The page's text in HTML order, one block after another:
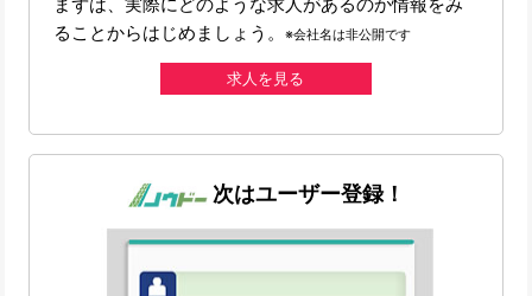
ることからはじめましょう。※会社名は非公開です
求人を見る
次はユーザー登録！